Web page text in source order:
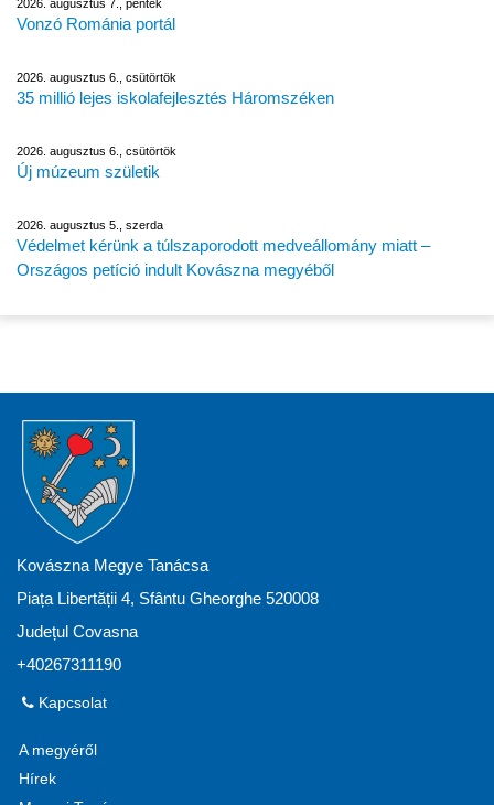
2026. augusztus 7., péntek
Vonzó Románia portál
2026. augusztus 6., csütörtök
35 millió lejes iskolafejlesztés Háromszéken
2026. augusztus 6., csütörtök
Új múzeum születik
2026. augusztus 5., szerda
Védelmet kérünk a túlszaporodott medveállomány miatt –
Országos petíció indult Kovászna megyéből
Kovászna Megye Tanácsa
Piața Libertății 4, Sfântu Gheorghe 520008
Județul Covasna
+40267311190
Kapcsolat
A megyéről
Hírek